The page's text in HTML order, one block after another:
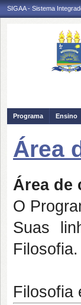
SIGAA - Sistema
Programa Ensino
Área
Área de
O
Suas
Filosofia.
Filosofia